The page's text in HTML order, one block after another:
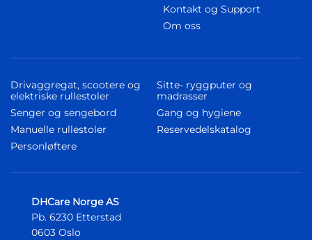
Kontakt og Support
Om oss
Drivaggregat, scootere og
elektriske rullestoler
Senger og sengebord
Manuelle rullestoler
Personløftere
Sitte- ryggputer og
madrasser
Gang og hygiene
Reservedelskatalog
DHCare Norge AS
Pb. 6230 Etterstad
0603 Oslo